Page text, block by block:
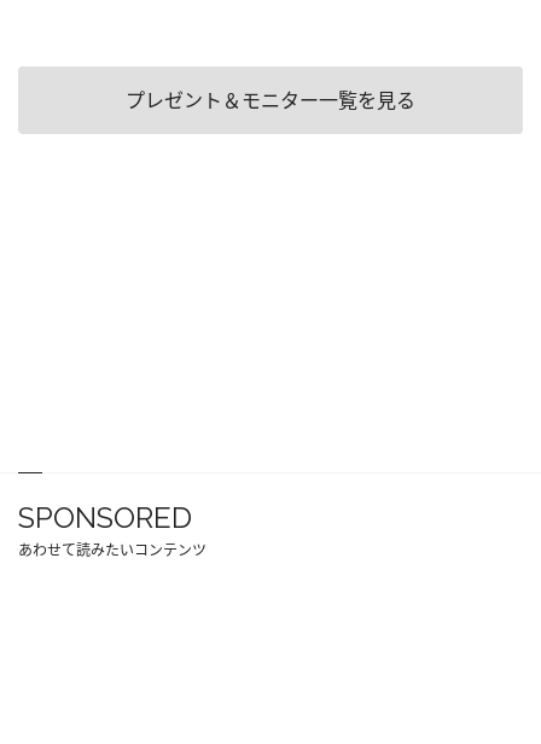
プレゼント＆モニター一覧を見る
SPONSORED
あわせて読みたいコンテンツ